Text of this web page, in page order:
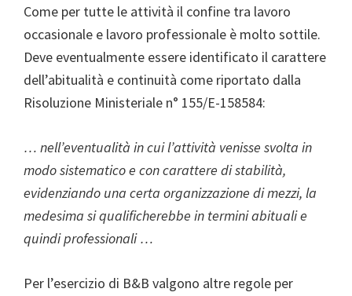
Come per tutte le attività il confine tra lavoro
occasionale e lavoro professionale è molto sottile.
Deve eventualmente essere identificato il carattere
dell’abitualità e continuità come riportato dalla
Risoluzione Ministeriale n° 155/E-158584:
… nell’eventualità in cui l’attività venisse svolta in
modo sistematico e con carattere di stabilità,
evidenziando una certa organizzazione di mezzi, la
medesima si qualificherebbe in termini abituali e
quindi professionali …
Per l’esercizio di B&B valgono altre regole per